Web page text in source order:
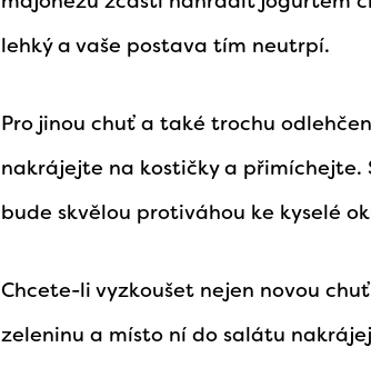
lehký a vaše postava tím neutrpí.
Pro jinou chuť a také trochu
nakrájejte na kostičky a
bude skvělou protiváhou ke kyselé
Chcete-li vyzkoušet nejen novou
zeleninu a místo ní do salátu